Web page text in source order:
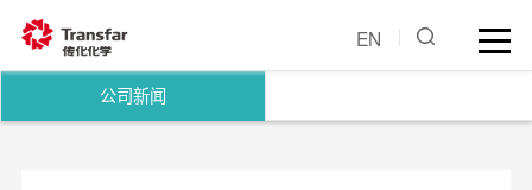
EN
公司新闻